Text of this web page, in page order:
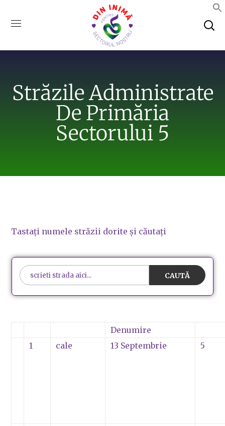
Străzile Administrate
De Primăria
Sectorului 5
Tastați numele străzii doriteși căutați
Denumire
1
cale 13 Septembrie 5